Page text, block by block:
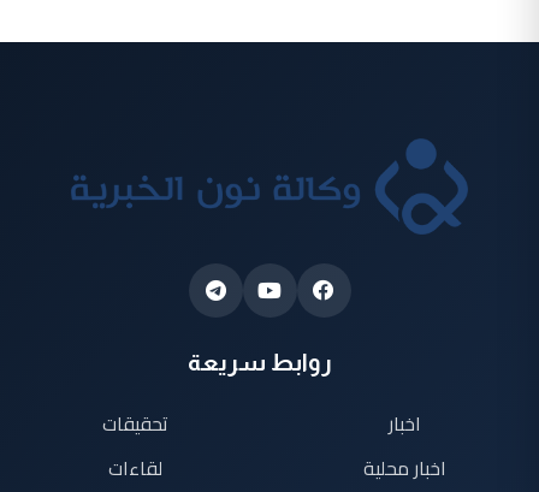
روابط سريعة
اخبار
اخبار محلية
تحقيقات
لقاءات